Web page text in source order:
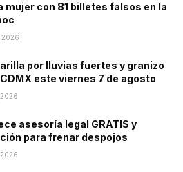
mujer con 81 billetes falsos en la
2026
por lluvias fuertes y granizo
este viernes 7 de agosto
asesoría legal GRATIS y
para frenar despojos